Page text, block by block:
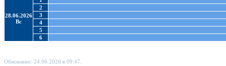
28.06.2026
Вс
2
3
4
5
6
Обновлено: 24.06.2026 в 09:47.